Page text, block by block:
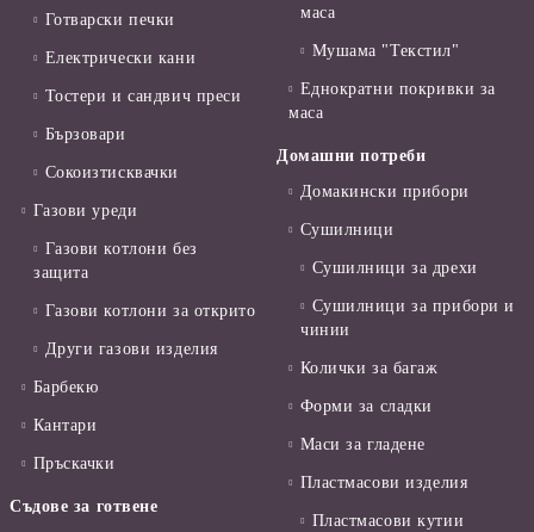
Готварски печки
Електрически кани
Тостери и сандвич преси
Бързовари
Сокоизтисквачки
Газови уреди
Газови котлони без
защита
Газови котлони за открито
Други газови изделия
Барбекю
Кантари
Пръскачки
Съдове за готвене
маса
Мушама "Текстил"
Еднократни покривки за
маса
Домашни потреби
Домакински прибори
Сушилници
Сушилници за дрехи
Сушилници за прибори и
чинии
Колички за багаж
Форми за сладки
Маси за гладене
Пластмасови изделия
Пластмасови кутии